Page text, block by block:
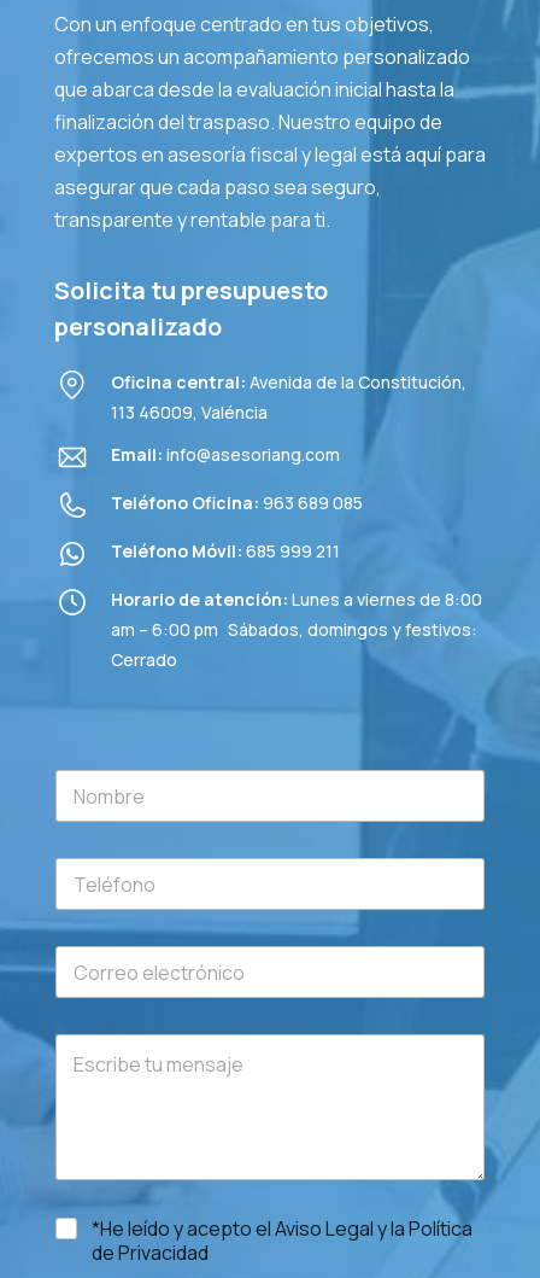
Con un enfoque centrado en tus objetivos,
ofrecemos un acompañamiento personalizado
que abarca desde la evaluación inicial hasta la
finalización del traspaso. Nuestro equipo de
expertos en asesoría fiscal y legal está aquí para
asegurar que cada paso sea seguro,
transparente y rentable para ti.
Solicita tu presupuesto
personalizado
Oficina central: Avenida de la Constitución,
113 46009, Valéncia
Email: info@asesoriang.com
Teléfono Oficina: 963 689 085
Teléfono Móvil: 685 999 211
Horario de atención: Lunes a viernes de 8:00
am – 6:00 pm Sábados, domingos y festivos:
Cerrado
*He leído y acepto el Aviso Legal y la Política
de Privacidad